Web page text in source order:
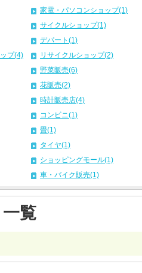
家電・パソコンショップ(1)
サイクルショップ(1)
デパート(1)
プ(4)
リサイクルショップ(2)
野菜販売(6)
花販売(2)
時計販売店(4)
コンビニ(1)
畳(1)
タイヤ(1)
ショッピングモール(1)
車・バイク販売(1)
一覧